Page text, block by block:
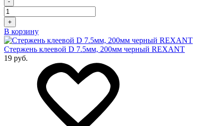
+
В корзину
Стержень клеевой D 7.5мм, 200мм черный REXANT
19 руб.